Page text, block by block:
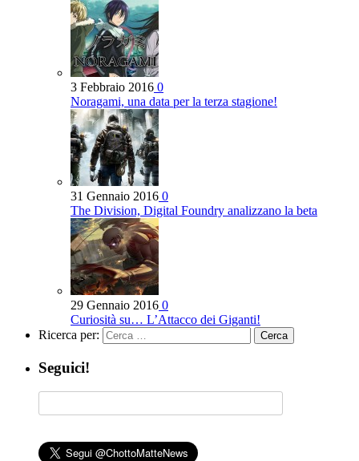
3 Febbraio 2016 0
Noragami, una data per la terza stagione!
31 Gennaio 2016 0
The Division, Digital Foundry analizzano la beta
29 Gennaio 2016 0
Curiosità su… L’Attacco dei Giganti!
Ricerca per:
Seguici!